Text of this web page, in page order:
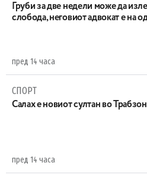
Груби за две недели може да
слобода, неговиот адвокат е на
пред 14 часа
СПОРТ
Салах е новиот султан во Трабзон
пред 14 часа